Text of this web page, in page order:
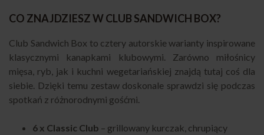
CO ZNAJDZIESZ W CLUB SANDWICH BOX?
Club Sandwich Box to cztery autorskie warianty inspirowane
klasycznymi kanapkami klubowymi. Zarówno miłośnicy
mięsa, ryb, jak i kuchni wegetariańskiej znajdą tutaj coś dla
siebie. Dzięki temu zestaw doskonale sprawdzi się podczas
spotkań z różnorodnymi gośćmi.
6 x Classic Club – grillowany kurczak, chrupiący